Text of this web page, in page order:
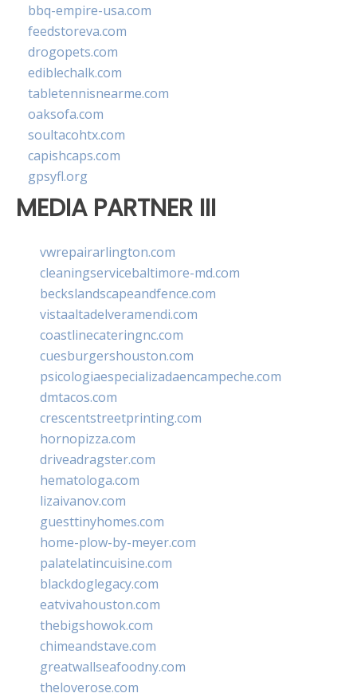
bbq-empire-usa.com
feedstoreva.com
drogopets.com
ediblechalk.com
tabletennisnearme.com
oaksofa.com
soultacohtx.com
capishcaps.com
gpsyfl.org
MEDIA PARTNER III
vwrepairarlington.com
cleaningservicebaltimore-md.com
beckslandscapeandfence.com
vistaaltadelveramendi.com
coastlinecateringnc.com
cuesburgershouston.com
psicologiaespecializadaencampeche.com
dmtacos.com
crescentstreetprinting.com
hornopizza.com
driveadragster.com
hematologa.com
lizaivanov.com
guesttinyhomes.com
home-plow-by-meyer.com
palatelatincuisine.com
blackdoglegacy.com
eatvivahouston.com
thebigshowok.com
chimeandstave.com
greatwallseafoodny.com
theloverose.com